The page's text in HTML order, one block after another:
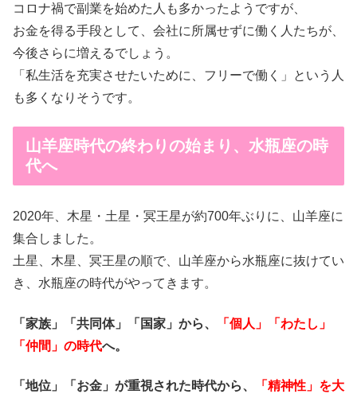
コロナ禍で副業を始めた人も多かったようですが、
お金を得る手段として、会社に所属せずに働く人たちが、
今後さらに増えるでしょう。
「私生活を充実させたいために、フリーで働く」という人
も多くなりそうです。
山羊座時代の終わりの始まり、水瓶座の時
代へ
2020年、木星・土星・冥王星が約700年ぶりに、山羊座に
集合しました。
土星、木星、冥王星の順で、山羊座から水瓶座に抜けてい
き、水瓶座の時代がやってきます。
「家族」「共同体」「国家」から、
「個人」「わたし」
「仲間」の時代へ。
「地位」「お金」が重視された時代から、
「精神性」を大